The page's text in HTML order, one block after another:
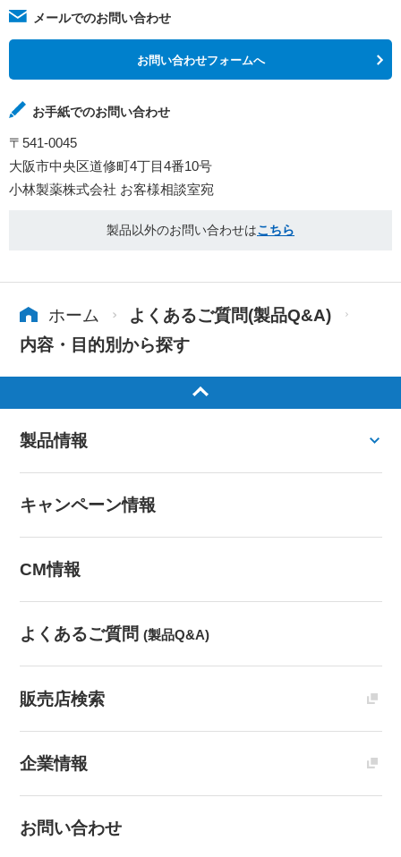
メールでのお問い合わせ
お問い合わせフォームへ
お手紙でのお問い合わせ
〒541-0045
大阪市中央区道修町4丁目4番10号
小林製薬株式会社 お客様相談室宛
製品以外のお問い合わせはこちら
ホーム
よくあるご質問(製品Q&A)
内容・目的別から探す
製品情報
キャンペーン情報
CM情報
よくあるご質問 (製品Q&A)
販売店検索
企業情報
お問い合わせ